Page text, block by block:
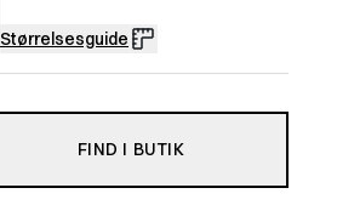
Størrelsesguide
FIND I BUTIK